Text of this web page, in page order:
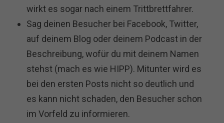
wirkt es sogar nach einem Trittbrettfahrer.
Sag deinen Besucher bei Facebook, Twitter,
auf deinem Blog oder deinem Podcast in der
Beschreibung, wofür du mit deinem Namen
stehst (mach es wie HIPP). Mitunter wird es
bei den ersten Posts nicht so deutlich und
es kann nicht schaden, den Besucher schon
im Vorfeld zu informieren.